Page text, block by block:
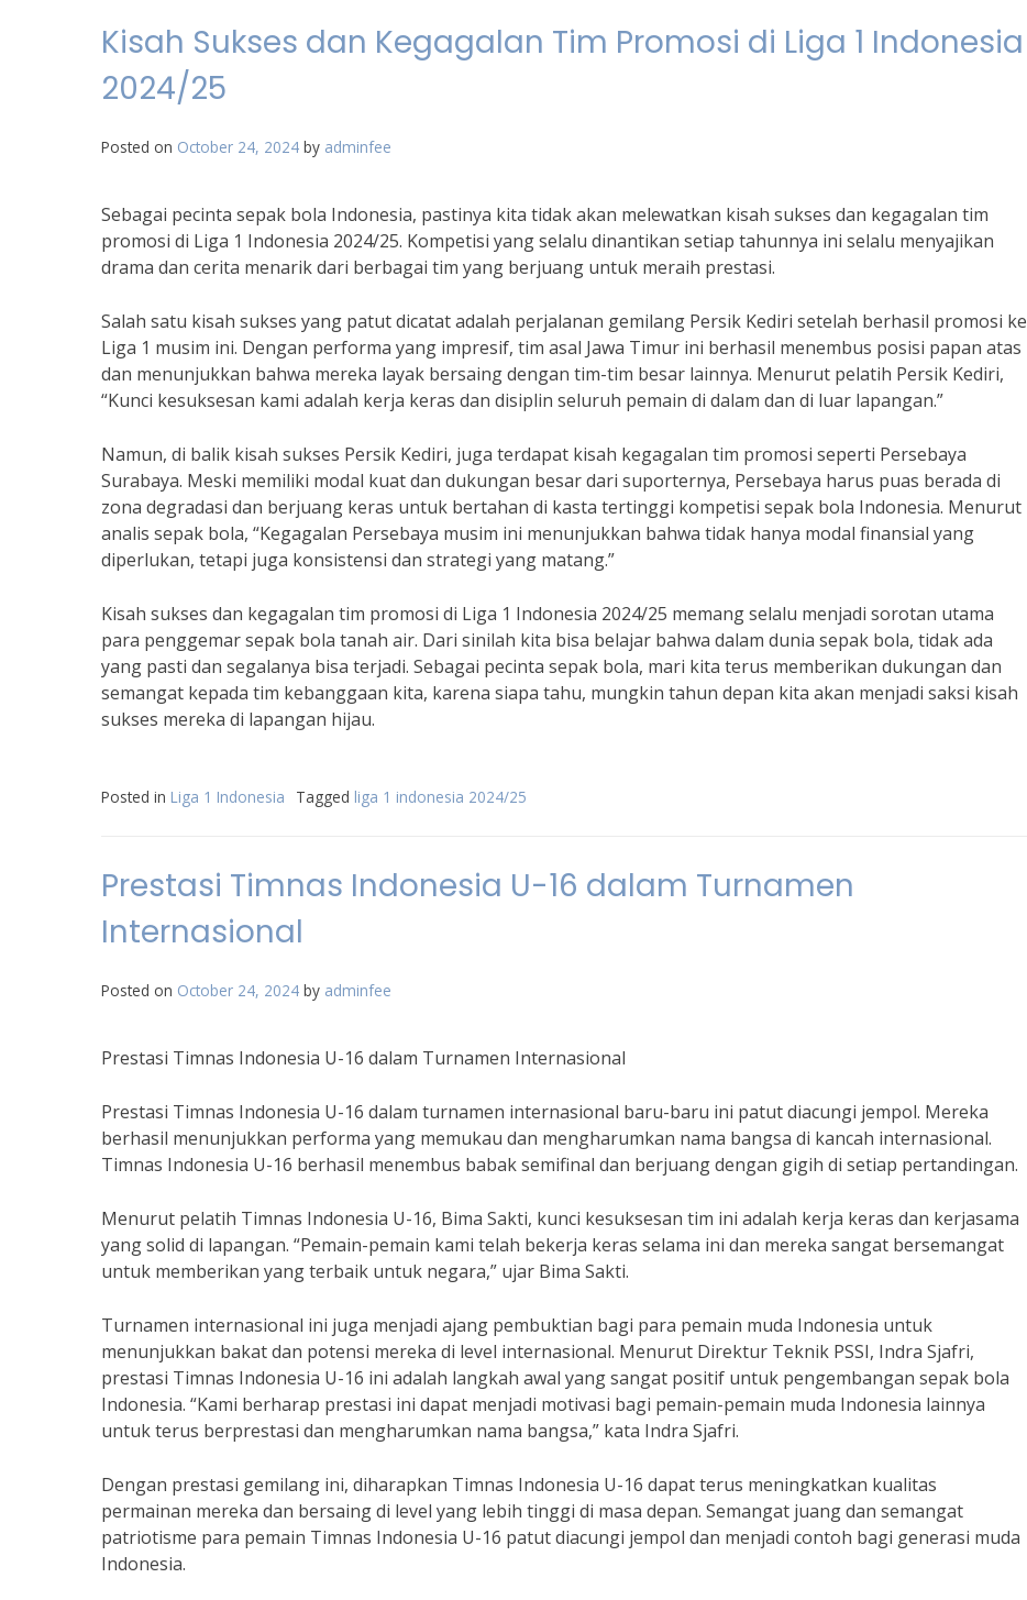
Kisah Sukses dan Kegagalan Tim Promosi di Liga 1 Indonesia
2024/25
Posted on October 24, 2024 by adminfee
Sebagai pecinta sepak bola Indonesia, pastinya kita tidak akan melewatkan kisah sukses dan kegagalan tim
promosi di Liga 1 Indonesia 2024/25. Kompetisi yang selalu dinantikan setiap tahunnya ini selalu menyajikan
drama dan cerita menarik dari berbagai tim yang berjuang untuk meraih prestasi.
Salah satu kisah sukses yang patut dicatat adalah perjalanan gemilang Persik Kediri setelah berhasil promosi ke
Liga 1 musim ini. Dengan performa yang impresif, tim asal Jawa Timur ini berhasil menembus posisi papan atas
dan menunjukkan bahwa mereka layak bersaing dengan tim-tim besar lainnya. Menurut pelatih Persik Kediri,
“Kunci kesuksesan kami adalah kerja keras dan disiplin seluruh pemain di dalam dan di luar lapangan.”
Namun, di balik kisah sukses Persik Kediri, juga terdapat kisah kegagalan tim promosi seperti Persebaya
Surabaya. Meski memiliki modal kuat dan dukungan besar dari suporternya, Persebaya harus puas berada di
zona degradasi dan berjuang keras untuk bertahan di kasta tertinggi kompetisi sepak bola Indonesia. Menurut
analis sepak bola, “Kegagalan Persebaya musim ini menunjukkan bahwa tidak hanya modal finansial yang
diperlukan, tetapi juga konsistensi dan strategi yang matang.”
Kisah sukses dan kegagalan tim promosi di Liga 1 Indonesia 2024/25 memang selalu menjadi sorotan utama
para penggemar sepak bola tanah air. Dari sinilah kita bisa belajar bahwa dalam dunia sepak bola, tidak ada
yang pasti dan segalanya bisa terjadi. Sebagai pecinta sepak bola, mari kita terus memberikan dukungan dan
semangat kepada tim kebanggaan kita, karena siapa tahu, mungkin tahun depan kita akan menjadi saksi kisah
sukses mereka di lapangan hijau.
Posted in Liga 1 Indonesia Tagged liga 1 indonesia 2024/25
Prestasi Timnas Indonesia U-16 dalam Turnamen
Internasional
Posted on October 24, 2024 by adminfee
Prestasi Timnas Indonesia U-16 dalam Turnamen Internasional
Prestasi Timnas Indonesia U-16 dalam turnamen internasional baru-baru ini patut diacungi jempol. Mereka
berhasil menunjukkan performa yang memukau dan mengharumkan nama bangsa di kancah internasional.
Timnas Indonesia U-16 berhasil menembus babak semifinal dan berjuang dengan gigih di setiap pertandingan.
Menurut pelatih Timnas Indonesia U-16, Bima Sakti, kunci kesuksesan tim ini adalah kerja keras dan kerjasama
yang solid di lapangan. “Pemain-pemain kami telah bekerja keras selama ini dan mereka sangat bersemangat
untuk memberikan yang terbaik untuk negara,” ujar Bima Sakti.
Turnamen internasional ini juga menjadi ajang pembuktian bagi para pemain muda Indonesia untuk
menunjukkan bakat dan potensi mereka di level internasional. Menurut Direktur Teknik PSSI, Indra Sjafri,
prestasi Timnas Indonesia U-16 ini adalah langkah awal yang sangat positif untuk pengembangan sepak bola
Indonesia. “Kami berharap prestasi ini dapat menjadi motivasi bagi pemain-pemain muda Indonesia lainnya
untuk terus berprestasi dan mengharumkan nama bangsa,” kata Indra Sjafri.
Dengan prestasi gemilang ini, diharapkan Timnas Indonesia U-16 dapat terus meningkatkan kualitas
permainan mereka dan bersaing di level yang lebih tinggi di masa depan. Semangat juang dan semangat
patriotisme para pemain Timnas Indonesia U-16 patut diacungi jempol dan menjadi contoh bagi generasi muda
Indonesia.